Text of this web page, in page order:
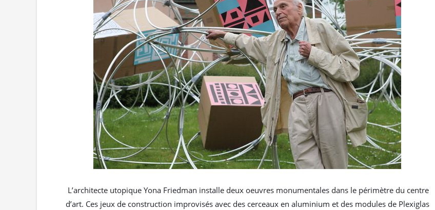
L’architecte utopique Yona Friedman installe deux oeuvres monumentales dans le périmètre du centre
d’art. Ces jeux de construction improvisés avec des cerceaux en aluminium et des modules de Plexiglas